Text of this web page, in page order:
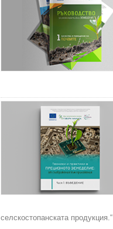
селскостопанската продукция.“